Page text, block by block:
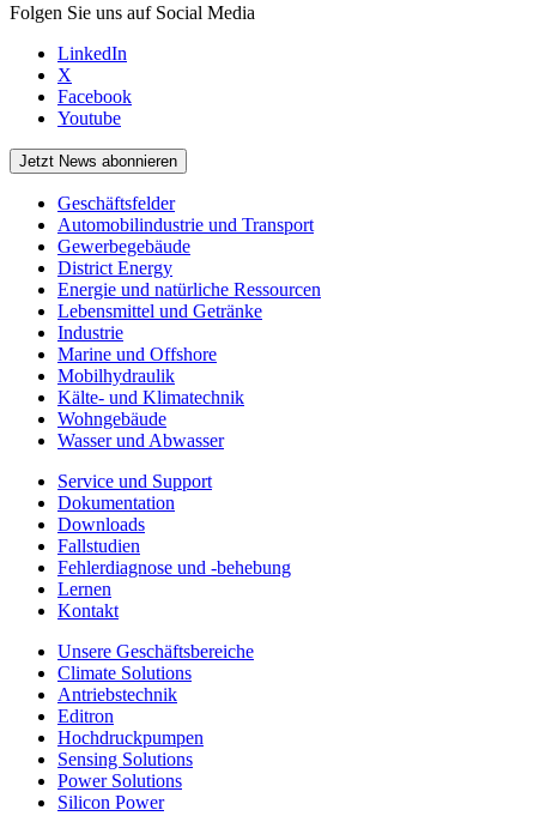
Folgen Sie uns auf Social Media
LinkedIn
X
Facebook
Youtube
Jetzt News abonnieren
Geschäftsfelder
Automobilindustrie und Transport
Gewerbegebäude
District Energy
Energie und natürliche Ressourcen
Lebensmittel und Getränke
Industrie
Marine und Offshore
Mobilhydraulik
Kälte- und Klimatechnik
Wohngebäude
Wasser und Abwasser
Service und Support
Dokumentation
Downloads
Fallstudien
Fehlerdiagnose und -behebung
Lernen
Kontakt
Unsere Geschäftsbereiche
Climate Solutions
Antriebstechnik
Editron
Hochdruckpumpen
Sensing Solutions
Power Solutions
Silicon Power